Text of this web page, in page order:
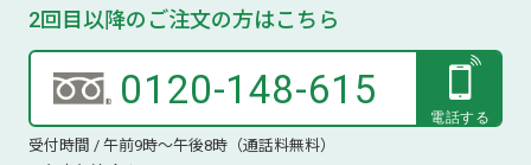
2回目以降のご注文の方はこちら
0120-148-615
受付時間 / 午前9時～午後8時（通話料無料）